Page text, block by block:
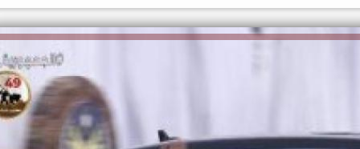
إلهام شرشر تكتب: دي مبقتش كورة..
دي سياسة
الكاتبة إلهام شرشر تهنئ الرئيس
السيسي بعيد ميلاده وتُشيد بجهوده